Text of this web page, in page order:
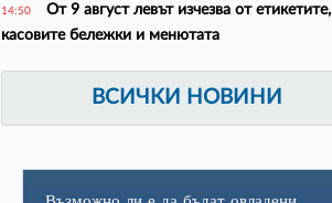
14:50
От 9 август левът изчезва от етикетите,
касовите бележки и менютата
ВСИЧКИ НОВИНИ